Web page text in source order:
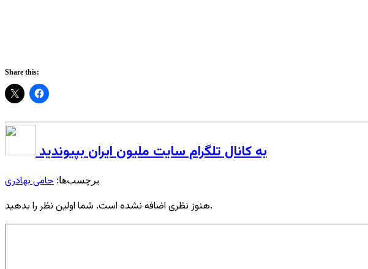
Share this:
به کانال تلگرام سایت ملیون ایران بپیوندید
برچسب‌ها: حامی بهادری
هنوز نظری اضافه نشده است. شما اولین نظر را بدهید.